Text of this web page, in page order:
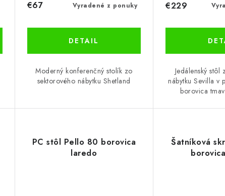
Vyradené z ponuky
€67
DETAIL
Moderný konferenčný stolík zo
sektorového nábytku Shetland
€229
Jedálenský stôl
nábytku Sevilla v
borovica
PC stôl Pello 80 borovica
laredo
Šatníková